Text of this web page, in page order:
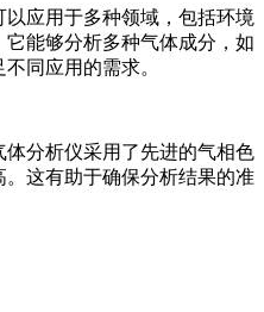
应用于多种领域，包括环境
能够分析多种气体成分，如
同应用的需求。
分析仪采用了先进的气相色
这有助于确保分析结果的准